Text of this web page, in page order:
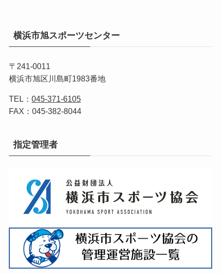
横浜市旭スポーツセンター
〒241-0011
横浜市旭区川島町1983番地
TEL： 045-371-6105
FAX：045-382-8044
指定管理者